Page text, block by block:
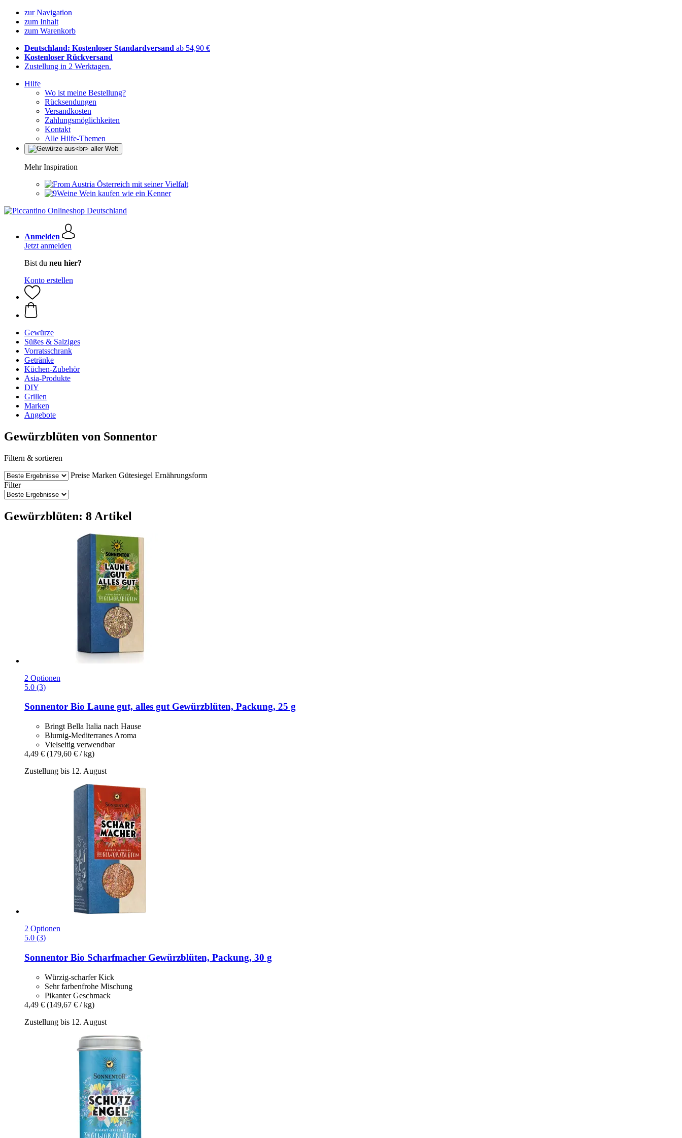
zur Navigation
zum Inhalt
zum Warenkorb
Deutschland: Kostenloser Standardversand ab 54,90 €
Kostenloser Rückversand
Zustellung in 2 Werktagen.
Hilfe
Wo ist meine Bestellung?
Rücksendungen
Versandkosten
Zahlungsmöglichkeiten
Kontakt
Alle Hilfe-Themen
Mehr Inspiration
Österreich mit seiner Vielfalt
Wein kaufen wie ein Kenner
Anmelden
Jetzt anmelden
Bist du neu hier?
Konto erstellen
Gewürze
Süßes & Salziges
Vorratsschrank
Getränke
Küchen-Zubehör
Asia-Produkte
DIY
Grillen
Marken
Angebote
Gewürzblüten von Sonnentor
Filtern & sortieren
Preise Marken Gütesiegel Ernährungsform
Filter
Gewürzblüten: 8 Artikel
2 Optionen
5.0 (3)
Sonnentor Bio Laune gut, alles gut Gewürzblüten, Packung, 25 g
Bringt Bella Italia nach Hause
Blumig-Mediterranes Aroma
Vielseitig verwendbar
4,49 € (179,60 € / kg)
Zustellung bis 12. August
2 Optionen
5.0 (3)
Sonnentor Bio Scharfmacher Gewürzblüten, Packung, 30 g
Würzig-scharfer Kick
Sehr farbenfrohe Mischung
Pikanter Geschmack
4,49 € (149,67 € / kg)
Zustellung bis 12. August